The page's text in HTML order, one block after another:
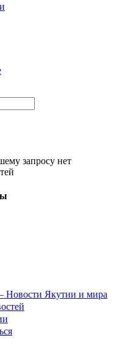
запросу нет
Новости Якутии и мира